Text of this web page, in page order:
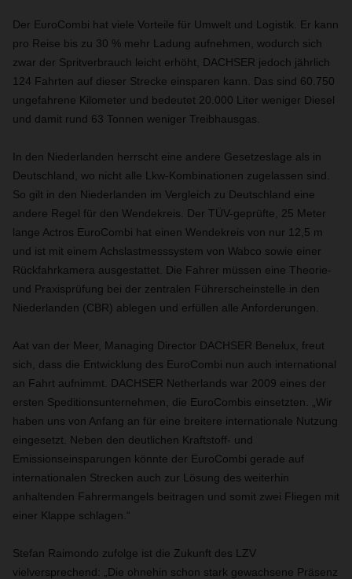
Der EuroCombi hat viele Vorteile für Umwelt und Logistik. Er kann
pro Reise bis zu 30 % mehr Ladung aufnehmen, wodurch sich
zwar der Spritverbrauch leicht erhöht, DACHSER jedoch jährlich
124 Fahrten auf dieser Strecke einsparen kann. Das sind 60.750
ungefahrene Kilometer und bedeutet 20.000 Liter weniger Diesel
und damit rund 63 Tonnen weniger Treibhausgas.
In den Niederlanden herrscht eine andere Gesetzeslage als in
Deutschland, wo nicht alle Lkw-Kombinationen zugelassen sind.
So gilt in den Niederlanden im Vergleich zu Deutschland eine
andere Regel für den Wendekreis. Der TÜV-geprüfte, 25 Meter
lange Actros EuroCombi hat einen Wendekreis von nur 12,5 m
und ist mit einem Achslastmesssystem von Wabco sowie einer
Rückfahrkamera ausgestattet. Die Fahrer müssen eine Theorie-
und Praxisprüfung bei der zentralen Führerscheinstelle in den
Niederlanden (CBR) ablegen und erfüllen alle Anforderungen.
Aat van der Meer, Managing Director DACHSER Benelux, freut
sich, dass die Entwicklung des EuroCombi nun auch international
an Fahrt aufnimmt. DACHSER Netherlands war 2009 eines der
ersten Speditionsunternehmen, die EuroCombis einsetzten. „Wir
haben uns von Anfang an für eine breitere internationale Nutzung
eingesetzt. Neben den deutlichen Kraftstoff- und
Emissionseinsparungen könnte der EuroCombi gerade auf
internationalen Strecken auch zur Lösung des weiterhin
anhaltenden Fahrermangels beitragen und somit zwei Fliegen mit
einer Klappe schlagen.“
Stefan Raimondo zufolge ist die Zukunft des LZV
vielversprechend: „Die ohnehin schon stark gewachsene Präsenz